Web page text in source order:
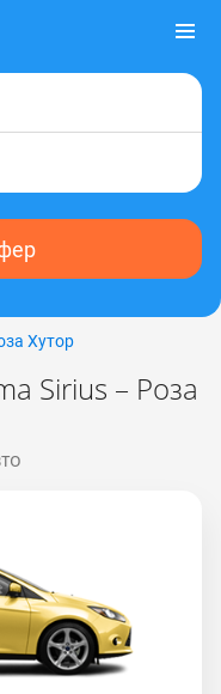
Хутор
Sirius – Роза